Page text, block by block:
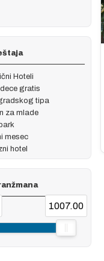
Hoteli
gratis
tipa
za mlade
mesec
hotel
1007.00